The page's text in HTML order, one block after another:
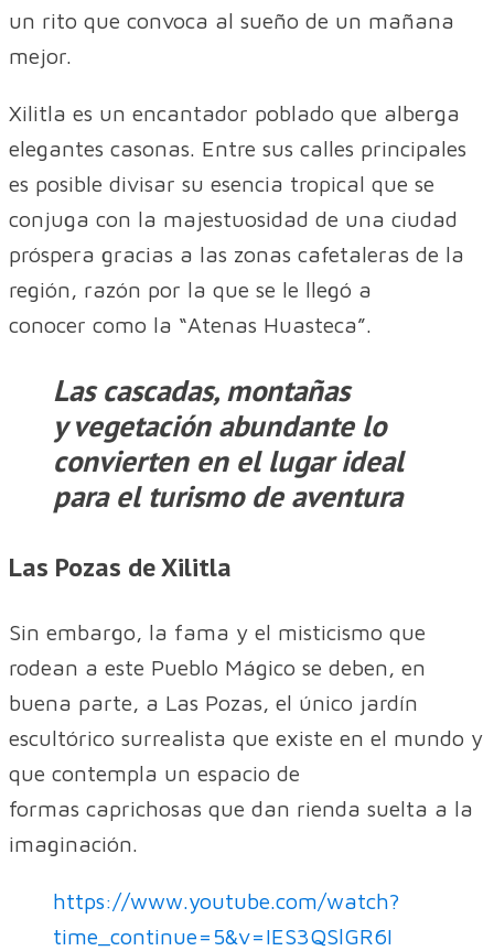
un rito que convoca al sueño de un mañana
mejor.
Xilitla es un encantador poblado que alberga
elegantes casonas. Entre sus calles principales
es posible divisar su esencia tropical que se
conjuga con la majestuosidad de una ciudad
próspera gracias a las zonas cafetaleras de la
región, razón por la que se le llegó a
conocer como la “Atenas Huasteca”.
Las cascadas, montañas
y vegetación abundante lo
convierten en el lugar ideal
para el turismo de aventura
Las Pozas de Xilitla
Sin embargo, la fama y el misticismo que
rodean a este Pueblo Mágico se deben, en
buena parte, a Las Pozas, el único jardín
escultórico surrealista que existe en el mundo y
que contempla un espacio de
formas caprichosas que dan rienda suelta a la
imaginación.
https://www.youtube.com/watch?
time_continue=5&v=IES3QSlGR6I